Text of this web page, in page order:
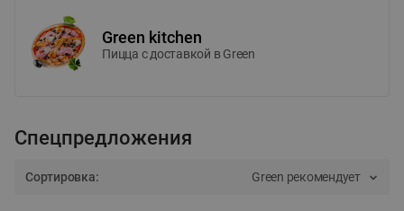
Green kitchen
Пицца c доставкой в Green
Спецпредложения
Сортировка: Green рекомендует